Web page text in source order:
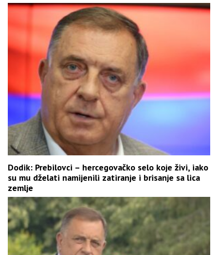
Dodik: Prebilovci – hercegovačko selo koje živi, iako
su mu dželati namijenili zatiranje i brisanje sa lica
zemlje